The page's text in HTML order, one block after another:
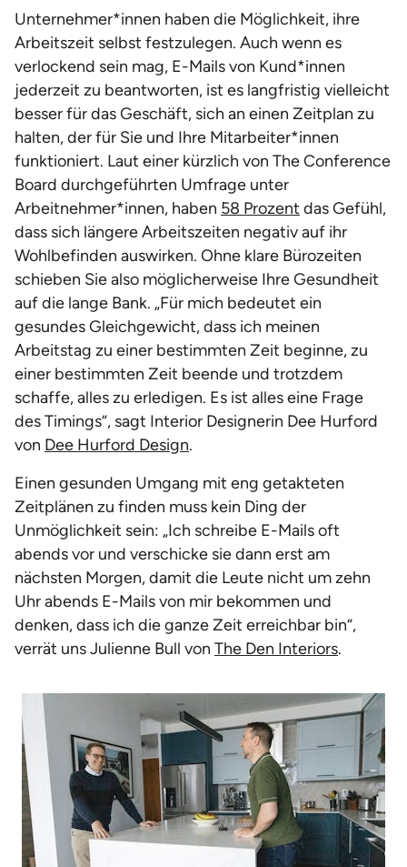
Unternehmer*innen haben die Möglichkeit, ihre
Arbeitszeit selbst festzulegen. Auch wenn es
verlockend sein mag, E-Mails von Kund*innen
jederzeit zu beantworten, ist es langfristig vielleicht
besser für das Geschäft, sich an einen Zeitplan zu
halten, der für Sie und Ihre Mitarbeiter*innen
funktioniert. Laut einer kürzlich von The Conference
Board durchgeführten Umfrage unter
Arbeitnehmer*innen, haben 58 Prozent das Gefühl,
dass sich längere Arbeitszeiten negativ auf ihr
Wohlbefinden auswirken. Ohne klare Bürozeiten
schieben Sie also möglicherweise Ihre Gesundheit
auf die lange Bank. „Für mich bedeutet ein
gesundes Gleichgewicht, dass ich meinen
Arbeitstag zu einer bestimmten Zeit beginne, zu
einer bestimmten Zeit beende und trotzdem
schaffe, alles zu erledigen. Es ist alles eine Frage
des Timings“, sagt Interior Designerin Dee Hurford
von Dee Hurford Design.
Einen gesunden Umgang mit eng getakteten
Zeitplänen zu finden muss kein Ding der
Unmöglichkeit sein: „Ich schreibe E-Mails oft
abends vor und verschicke sie dann erst am
nächsten Morgen, damit die Leute nicht um zehn
Uhr abends E-Mails von mir bekommen und
denken, dass ich die ganze Zeit erreichbar bin“,
verrät uns Julienne Bull von The Den Interiors.